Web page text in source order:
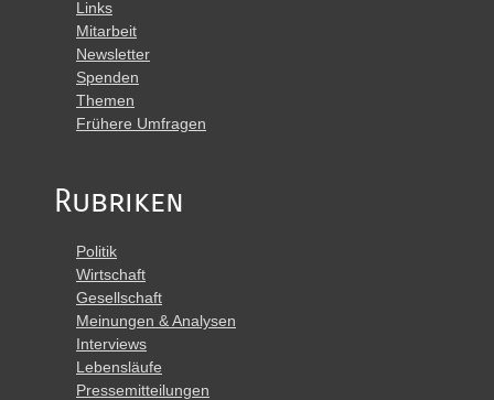
Links
Mitarbeit
Newsletter
Spenden
Themen
Frühere Umfragen
Rubriken
Politik
Wirtschaft
Gesellschaft
Meinungen & Analysen
Interviews
Lebensläufe
Pressemitteilungen